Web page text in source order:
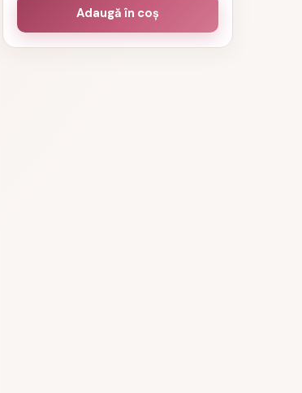
Adaugă în coș